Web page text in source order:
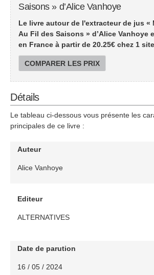
Saisons » d’Alice Vanhoye
Le livre autour de l'extracteur de jus «
Au Fil des Saisons » d’Alice Vanhoye
en France à partir de 20.25€ chez 1
COMPARER LES PRIX
Détails
Le tableau ci-dessous vous présente les
principales de ce livre :
Auteur
Alice Vanhoye
Editeur
ALTERNATIVES
Date de parution
16 / 05 / 2024